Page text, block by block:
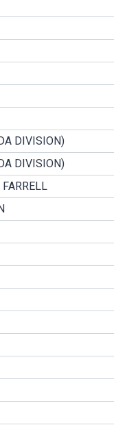
DIVISION)
DIVISION)